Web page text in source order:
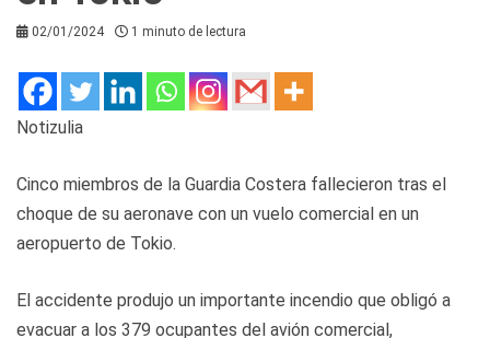
02/01/2024 1 minuto de lectura
Notizulia
Cinco miembros de la Guardia Costera fallecieron tras el
choque de su aeronave con un vuelo comercial en un
aeropuerto de Tokio.
El accidente produjo un importante incendio que obligó a
evacuar a los 379 ocupantes del avión comercial,